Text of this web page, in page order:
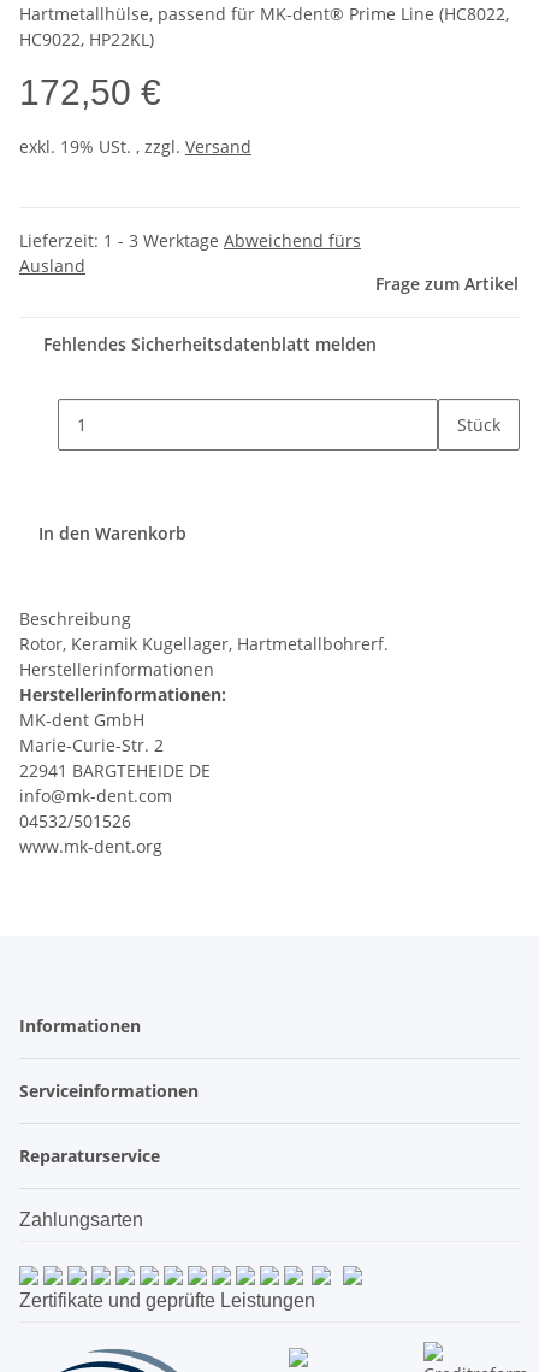
Hartmetallhülse, passend für MK-dent® Prime Line (HC8022,
HC9022, HP22KL)
172,50 €
exkl. 19% USt. , zzgl. Versand
Lieferzeit: 1 - 3 Werktage Abweichend fürs
Ausland
Frage zum Artikel
Fehlendes Sicherheitsdatenblatt melden
Stück
In den Warenkorb
Beschreibung
Rotor, Keramik Kugellager, Hartmetallbohrerf.
Herstellerinformationen
Herstellerinformationen:
MK-dent GmbH
Marie-Curie-Str. 2
22941 BARGTEHEIDE DE
info@mk-dent.com
04532/501526
www.mk-dent.org
Informationen
Serviceinformationen
Reparaturservice
Zahlungsarten
Zertifikate und geprüfte Leistungen